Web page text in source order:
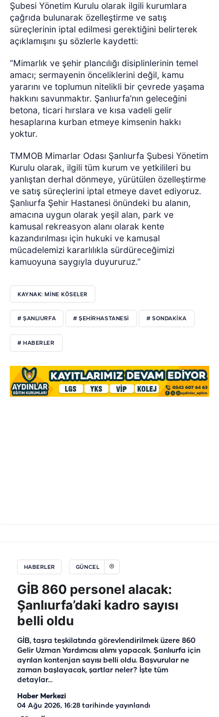
Şubesi Yönetim Kurulu olarak ilgili kurumlara
çağrıda bulunarak özelleştirme ve satış
süreçlerinin iptal edilmesi gerektiğini belirterek
açıklamışını şu sözlerle kaydetti:
“Mimarlık ve şehir plancılığı disiplinlerinin temel
amacı; sermayenin önceliklerini değil, kamu
yararını ve toplumun nitelikli bir çevrede yaşama
hakkını savunmaktır. Şanlıurfa’nın geleceğini
betona, ticari hırslara ve kısa vadeli gelir
hesaplarına kurban etmeye kimsenin hakkı
yoktur.
TMMOB Mimarlar Odası Şanlıurfa Şubesi Yönetim
Kurulu olarak, ilgili tüm kurum ve yetkilileri bu
yanlıştan derhal dönmeye, yürütülen özelleştirme
ve satış süreçlerini iptal etmeye davet ediyoruz.
Şanlıurfa Şehir Hastanesi önündeki bu alanın,
amacına uygun olarak yeşil alan, park ve
kamusal rekreasyon alanı olarak kente
kazandırılması için hukuki ve kamusal
mücadelemizi kararlılıkla sürdüreceğimizi
kamuoyuna saygıyla duyururuz.”
KAYNAK: MİNE KÖSELER
# ŞANLIURFA # ŞEHIRHASTANESI # SONDAKIKA
# HABERLER
HABERLER GÜNCEL
GİB 860 personel alacak:
Şanlıurfa’daki kadro sayısı
belli oldu
GİB, taşra teşkilatında görevlendirilmek üzere 860
Gelir Uzman Yardımcısı alımı yapacak. Şanlıurfa için
ayrılan kontenjan sayısı belli oldu. Başvurular ne
zaman başlayacak, şartlar neler? İşte tüm
detaylar…
Haber Merkezi
04 Ağu 2026, 16:28 tarihinde yayınlandı